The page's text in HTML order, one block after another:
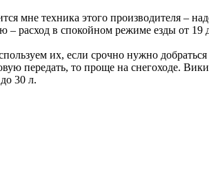
мне техника этого производителя –
расход в спокойном режиме езды от 19
их, если срочно нужно
передать, то проще на снегоходе.
30 л.